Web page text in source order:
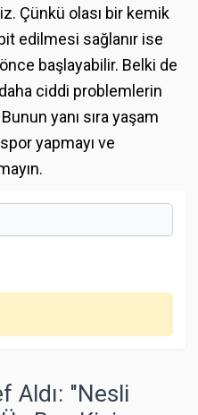
Çünkü olası bir kemik
edilmesi sağlanır ise
başlayabilir. Belki de
ciddi problemlerin
yanı sıra yaşam
yapmayı ve
Aldı: "Nesli